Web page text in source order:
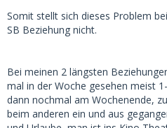
Somit stellt sich dieses Problem
SB Beziehung nicht.
Bei meinen 2 längsten
mal in der Woche gesehen meist
dann nochmal am Wochenende,
beim anderen ein und aus